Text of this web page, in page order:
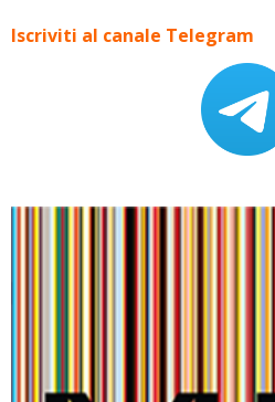
Iscriviti al canale Telegram